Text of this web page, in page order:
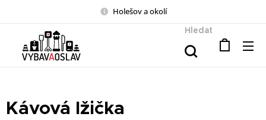
Holešov a okolí
Hledat
Kávová lžička